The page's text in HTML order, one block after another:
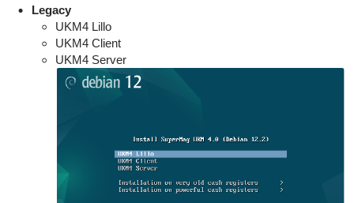
Legacy
UKM4 Lillo
UKM4 Client
UKM4 Server